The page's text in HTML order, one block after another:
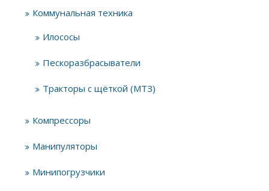
Коммунальная техника
Илососы
Пескоразбрасыватели
Тракторы с щёткой (МТЗ)
Компрессоры
Манипуляторы
Минипогрузчики